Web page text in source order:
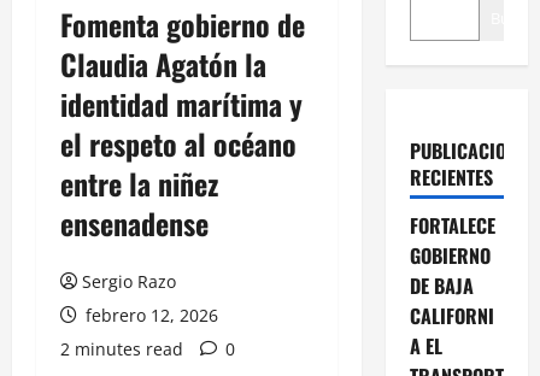
Fomenta gobierno de
Claudia Agatón la
identidad marítima y
el respeto al océano
entre la niñez
ensenadense
Sergio Razo
febrero 12, 2026
2 minutes read
0
PUBLICACIONES
RECIENTES
FORTALECE
GOBIERNO
DE BAJA
CALIFORNI
A EL